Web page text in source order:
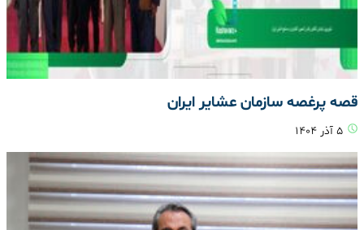
قصه پرغصه سازمان عشایر ایران
۵ آذر ۱۴۰۴